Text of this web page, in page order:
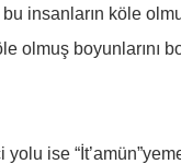
insanların köle
olmuş boyunlarını
ise